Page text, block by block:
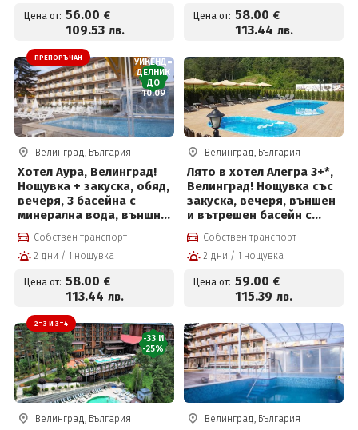
Цена от: 56.00 €
109.53 лв.
Цена от: 58.00 €
113.44 лв.
ПРЕПОРЪЧАН
УИКЕНД=
ДЕЛНИК
ДО
10.09
Велинград, България
Хотел Аура, Велинград!
Нощувка + закуска, обяд,
вечеря, 3 басейна с
минерална вода, външно
джакузи, солен басейн и
Уелнес зона на цена от
58 €
Собствен транспорт
2 дни / 1 нощувка
Цена от: 58.00 €
113.44 лв.
Велинград, България
Лято в хотел Алегра 3+*,
Велинград! Нощувка със
закуска, вечеря, външен
и вътрешен басейн с
минерална вода,
джакузи и СПА за 59 € на
човек
Собствен транспорт
2 дни / 1 нощувка
Цена от: 59.00 €
115.39 лв.
2=3 И 3=4
-33 И
-25%
Велинград, България Велинград, България